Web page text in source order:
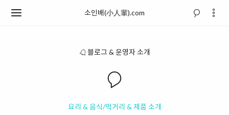
소인배(小人輩).com
블로그 & 운영자 소개
요리 & 음식/먹거리 & 제품 소개